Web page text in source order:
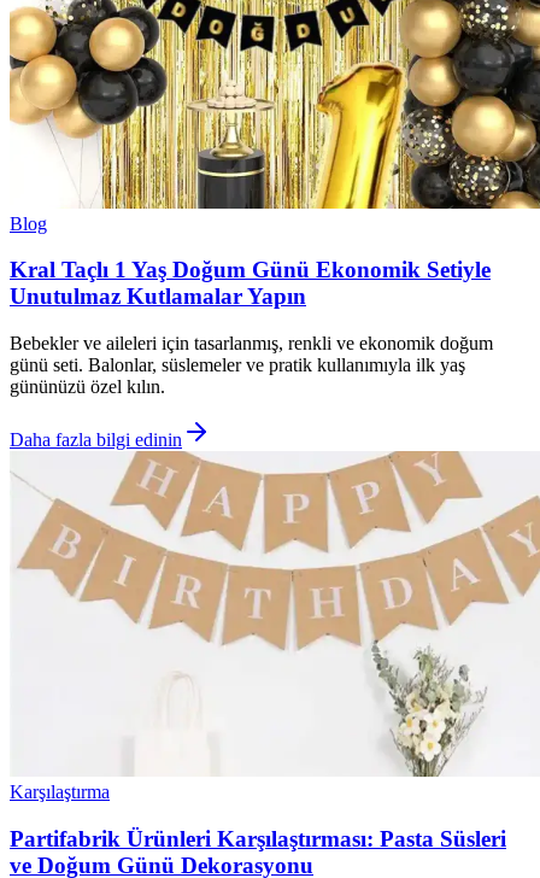
Blog
Kral Taçlı 1 Yaş Doğum Günü Ekonomik Setiyle
Unutulmaz Kutlamalar Yapın
Bebekler ve aileleri için tasarlanmış, renkli ve ekonomik doğum
günü seti. Balonlar, süslemeler ve pratik kullanımıyla ilk yaş
gününüzü özel kılın.
Daha fazla bilgi edinin
Karşılaştırma
Partifabrik Ürünleri Karşılaştırması: Pasta Süsleri
ve Doğum Günü Dekorasyonu